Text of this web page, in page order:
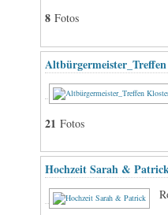
8 Fotos
21 Fotos
Hochzeit Sarah &